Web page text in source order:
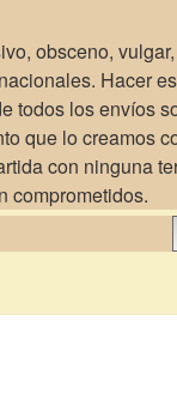
obsceno,
Hacer
todos los envíos
que lo creamos
con ninguna
comprometidos.